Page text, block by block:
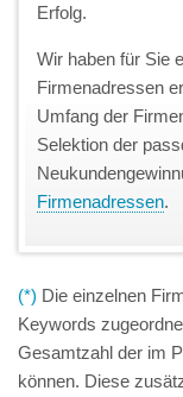
Erfolg.
Wir haben für Sie
Firmenadressen
Umfang der
Selektion der
Firmenadressen.
(*) Die einzelnen
Keywords
Gesamtzahl der im
können. Diese